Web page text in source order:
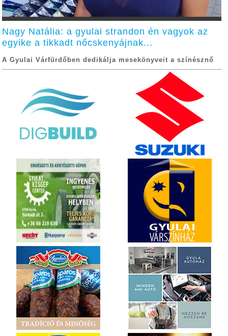
Nagy Natália: a gyulai strandon én vagyok az
egyike a tikkadt nőcskenyájnak...
A Gyulai Várfürdőben dedikálja mesekönyveit a színésznő